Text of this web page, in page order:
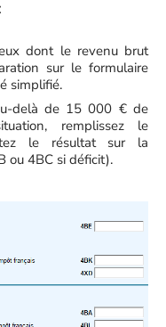
dont le revenu brut
sur le formulaire
simplifié.
delà de 15 000 € de
remplissez le
le résultat sur la
ou 4BC si déficit).